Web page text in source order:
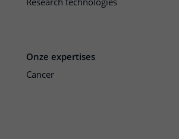
Onze expertises
Cancer